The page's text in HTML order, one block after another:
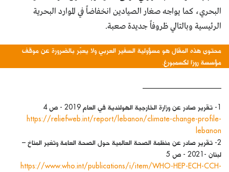
البحري، كما يواجه صغار الصيادين انخفاضاً في الموارد البحرية
الرئيسية وبالتالي ظروفاً جديدة صعبة.
محتوى هذه المقال هو مسؤولية السفير العربي ولا يعبّر بالضرورة عن موقف
مؤسسة روزا لكسمبورغ.
1- تقرير صادر عن وزارة الخارجية الهولندية في العام 2019 - ص 4
https://reliefweb.int/report/lebanon/climate-change-profile-
lebanon
2- تقرير صادر عن منظمة الصحة العالمية حول الصحة العامة وتغير المناخ –
لبنان -2021 - ص 5
https://www.who.int/publications/i/item/WHO-HEP-ECH-CCH-